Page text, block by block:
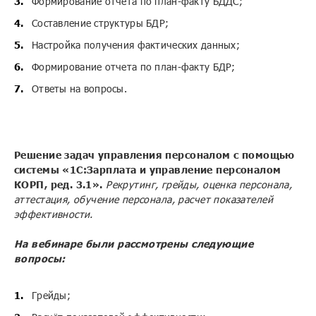
Составление структуры БДР;
Настройка получения фактических данных;
Формирование отчета по план-факту БДР;
Ответы на вопросы.
Решение задач управления персоналом с помощью
системы «1С:Зарплата и управление персоналом
КОРП, ред. 3.1». Рекрутинг, грейды, оценка персонала,
аттестация, обучение персонала, расчет показателей
эффективности.
На вебинаре были рассмотрены следующие
вопросы:
Грейды;